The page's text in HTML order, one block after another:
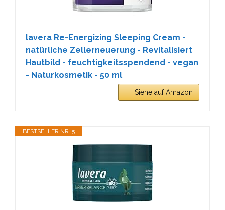
lavera Re-Energizing Sleeping Cream -
natürliche Zellerneuerung - Revitalisiert
Hautbild - feuchtigkeitsspendend - vegan
- Naturkosmetik - 50 ml
Siehe auf Amazon
BESTSELLER NR. 5